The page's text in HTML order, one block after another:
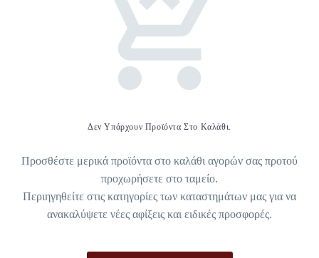
Δεν Υπάρχουν Προϊόντα Στο Καλάθι.
Προσθέστε μερικά προϊόντα στο καλάθι αγορών σας προτού
προχωρήσετε στο ταμείο.
Περιηγηθείτε στις κατηγορίες των καταστημάτων μας για να
ανακαλύψετε νέες αφίξεις και ειδικές προσφορές.